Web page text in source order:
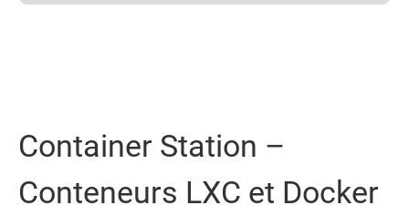
Container Station –
Conteneurs LXC et Docker